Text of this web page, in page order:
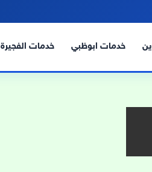
خدمات ابوظبي خدمات الفجيرة